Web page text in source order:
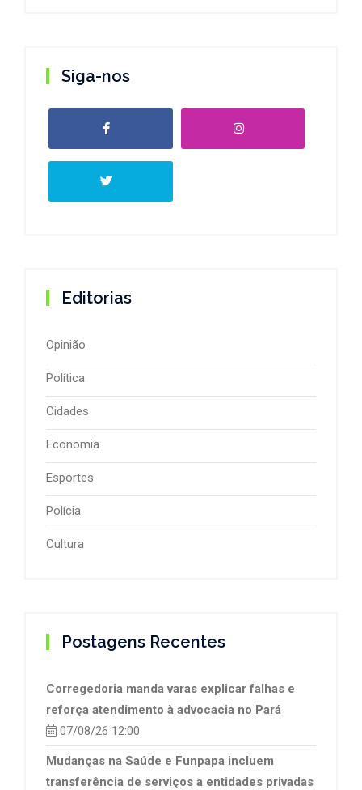
Siga-nos
Editorias
Opinião
Política
Cidades
Economia
Esportes
Polícia
Cultura
Postagens Recentes
Corregedoria manda varas explicar falhas e
reforça atendimento à advocacia no Pará
07/08/26 12:00
Mudanças na Saúde e Funpapa incluem
transferência de serviços a entidades privadas